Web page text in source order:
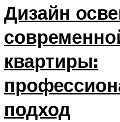
Дизайн
квартиры:
подход